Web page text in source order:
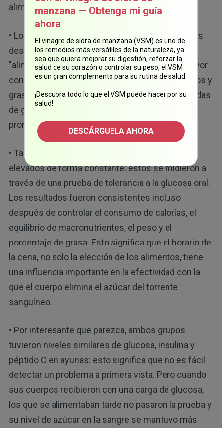
alimentos más temprano.
• Los comedores tardíos consumían más calorías
después de las 5 p.m. según los autores,
"alimentarse tarde tiene una relación con un mayor
consumo de calorías, sobre todo de carbohidratos y
grasas, y podría conducir a variaciones prolongadas
de glucosa posprandial por la noche, lo que
promueve una peor tolerancia a la glucosa".6
• También presentaron niveles de glucosa más
elevados de forma constante: estos se midieron a
través de una prueba de tolerancia a la glucosa oral.
Los resultados fueron consistentes incluso
después de controlar el consumo de calorías, el
equilibrio de macronutrientes, el peso y el
porcentaje de grasa. Esto significa que el horario de
la cena, no solo la elección de los alimentos, tiene
una influencia importante en la efectividad con la
que el cuerpo elimina el azúcar del torrente
sanguíneo.
• Por interesante que parezca, ambos grupos
tuvieron niveles similares de glucosa, insulina y
péptido C en ayunas: esto significa que no es fácil
detectar un problema a primera vista. Pero cuando
sus cuerpos recibieron con una carga de glucosa,
los que se alimentaban tarde no pasaron la prueba y
su nivel de azúcar en la sangre se mantuvo más
manzana — Obtenga mi guía
ahora
El vinagre de sidra de manzana (VSM) es uno de
los remedios más versátiles de la naturaleza, ya
sea que quiera mejorar su digestión, reforzar la
salud de su corazón o controlar su peso, el VSM
es un gran complemento para su rutina de salud.
¡Descubra todo lo que el VSM puede hacer por su
salud!
DESCÁRGUELA AHORA